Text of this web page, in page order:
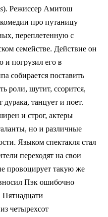
). Режиссер Амитош
про путаницу
переплетенную с
семействе. Действие он
погрузил его в
собирается поставить
роли, шутит, ссорится,
танцует и поет.
и строг, актеры
но и различные
Языком спектакля стал
переходят на свои
провоцирует такую же
Пэк ошибочно
четырехсот